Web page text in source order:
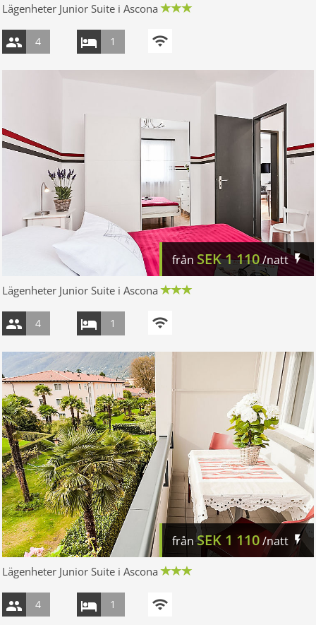
Lägenheter Junior Suite i Ascona
4 1
från SEK1 110/natt
Lägenheter Junior Suite i Ascona
4 1
frånSEK 1 110/natt
Lägenheter Junior Suite i Ascona
4 1